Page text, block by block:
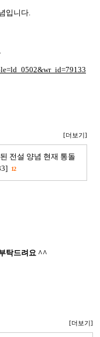
입니다.
[더보기]
전설 양념 현재 통돌
12
탁드려요 ^^
[더보기]